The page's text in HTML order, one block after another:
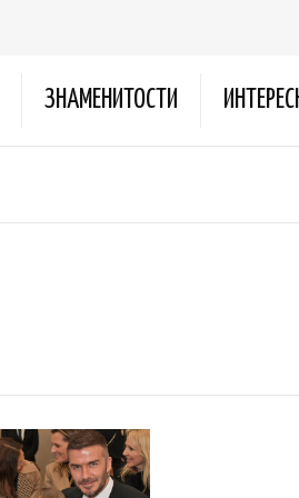
ЗНАМЕНИТОСТИ